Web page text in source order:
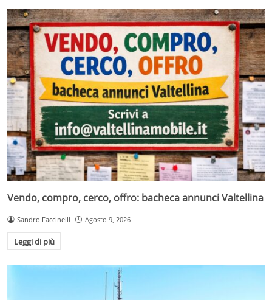
Vendo, compro, cerco, offro: bacheca annunci Valtellina
Sandro Faccinelli Agosto 9, 2026
Leggi di più